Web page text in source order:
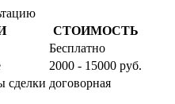
СТОИМОСТЬ
Бесплатно
2000 - 15000 руб.
сделки договорная